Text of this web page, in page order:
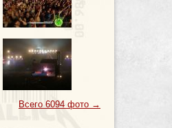
Всего 6094 фото →